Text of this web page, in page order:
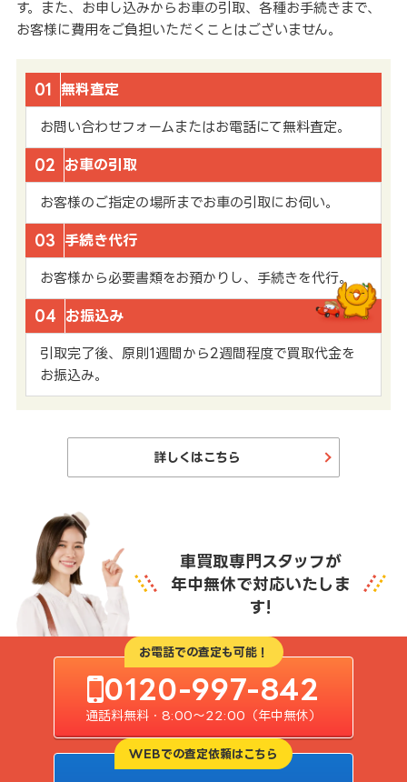
す。また、お申し込みからお車の引取、各種お手続きまで、
お客様に費用をご負担いただくことはございません。
01 無料査定
お問い合わせフォームまたはお電話にて無料査定。
02 お車の引取
お客様のご指定の場所までお車の引取にお伺い。
03 手続き代行
お客様から必要書類をお預かりし、手続きを代行。
04 お振込み
引取完了後、原則1週間から2週間程度で買取代金を
お振込み。
詳しくはこちら
車買取専門スタッフが
年中無休で対応いたしま
す!
お電話での査定も可能！
0120-997-842
通話料無料・8:00〜22:00（年中無休）
WEBでの査定依頼はこちら